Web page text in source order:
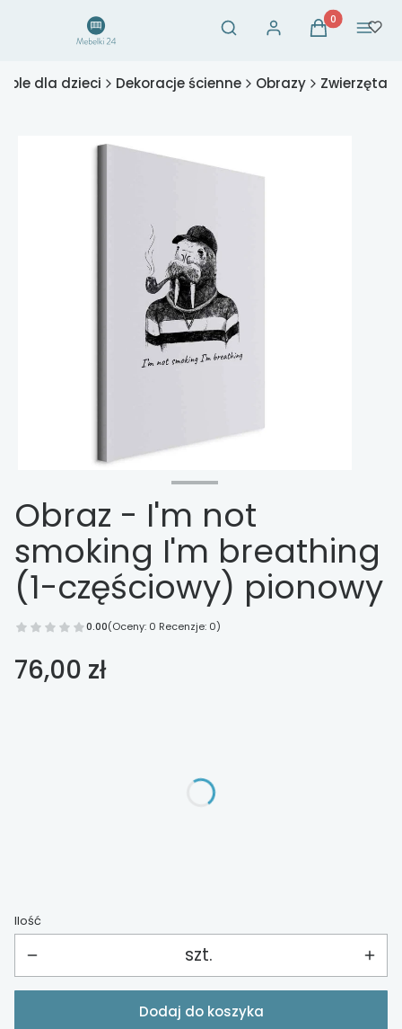
Otwórz wyszukiwarkę
Szukaj Zaloguj sięProdukty w
Koszyk Menu
dla dzieci Dekoracje ścienne Obrazy Zwierzęta
Obraz - I'm not
smoking I'm breathing
(1-częściowy) pionowy
0.00(Oceny: 0 Recenzje: 0)
Cena
76,00 zł
Ilość
szt.
Dodaj do koszyka